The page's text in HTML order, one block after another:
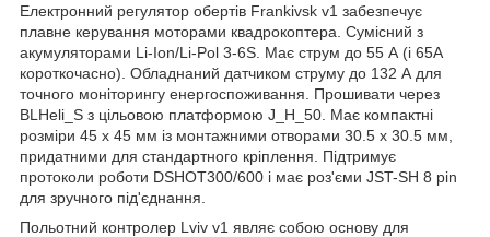
Електронний регулятор обертів Frankivsk v1 забезпечує
плавне керування моторами квадрокоптера. Сумісний з
акумуляторами Li-Ion/Li-Pol 3-6S. Має струм до 55 А (і 65А
короткочасно). Обладнаний датчиком струму до 132 А для
точного моніторингу енергоспоживання. Прошивати через
BLHeli_S з цільовою платформою J_H_50. Має компактні
розміри 45 x 45 мм із монтажними отворами 30.5 x 30.5 мм,
придатними для стандартного кріплення. Підтримує
протоколи роботи DSHOT300/600 і має роз'єми JST-SH 8 pin
для зручного під'єднання.
Польотний контролер Lviv v1 являє собою основу для